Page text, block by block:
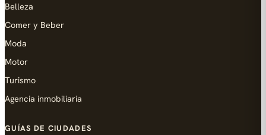
Belleza
Comer y Beber
Moda
Motor
Turismo
Agencia inmobiliaria
GUÍAS DE CIUDADES